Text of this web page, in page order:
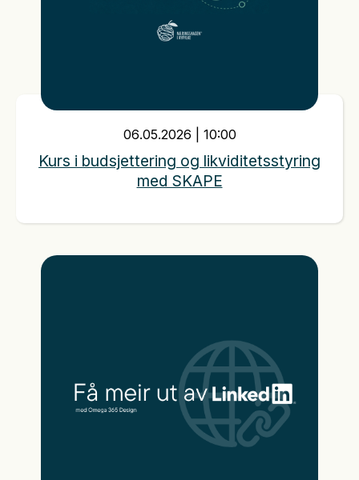
06.05.2026 10:00
Kurs i budsjettering og likviditetsstyring
med SKAPE